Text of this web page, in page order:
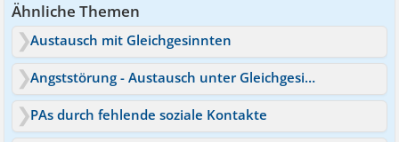
Ähnliche Themen
Austausch mit Gleichgesinnten
Angststörung - Austausch unter Gleichgesinnten
PAs durch fehlende soziale Kontakte